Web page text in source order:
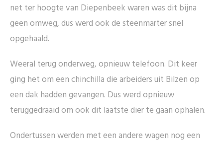
net ter hoogte van Diepenbeek waren was dit bijna
geen omweg, dus werd ook de steenmarter snel
opgehaald.
Weeral terug onderweg, opnieuw telefoon. Dit keer
ging het om een chinchilla die arbeiders uit Bilzen op
een dak hadden gevangen. Dus werd opnieuw
teruggedraaid om ook dit laatste dier te gaan ophalen.
Ondertussen werden met een andere wagen nog een